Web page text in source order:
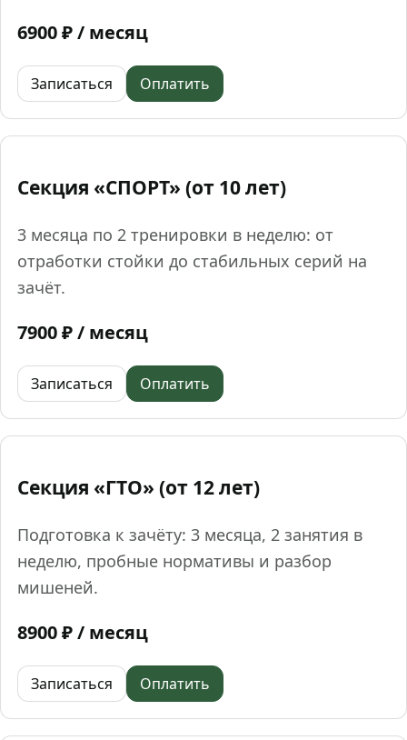
6900 ₽ / месяц
Записаться Оплатить
Секция «СПОРТ» (от 10 лет)
3 месяца по 2 тренировки в неделю: от
отработки стойки до стабильных серий на
зачёт.
7900 ₽ / месяц
Записаться Оплатить
Секция «ГТО» (от 12 лет)
Подготовка к зачёту: 3 месяца, 2 занятия в
неделю, пробные нормативы и разбор
мишеней.
8900 ₽ / месяц
Записаться Оплатить